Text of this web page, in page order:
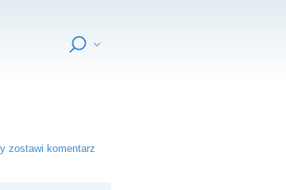
zostawi komentarz